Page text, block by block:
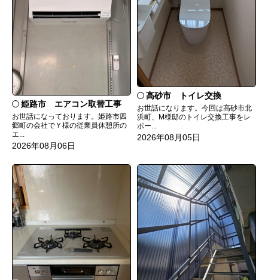
姫路市 エアコン取替工事
お世話になっております。姫路市四
郷町の会社でＹ様の従業員休憩所の
エ...
2026年08月06日
高砂市 トイレ交換
お世話になります。今回は高砂市北
浜町、M様邸のトイレ交換工事をレ
ポー...
2026年08月05日